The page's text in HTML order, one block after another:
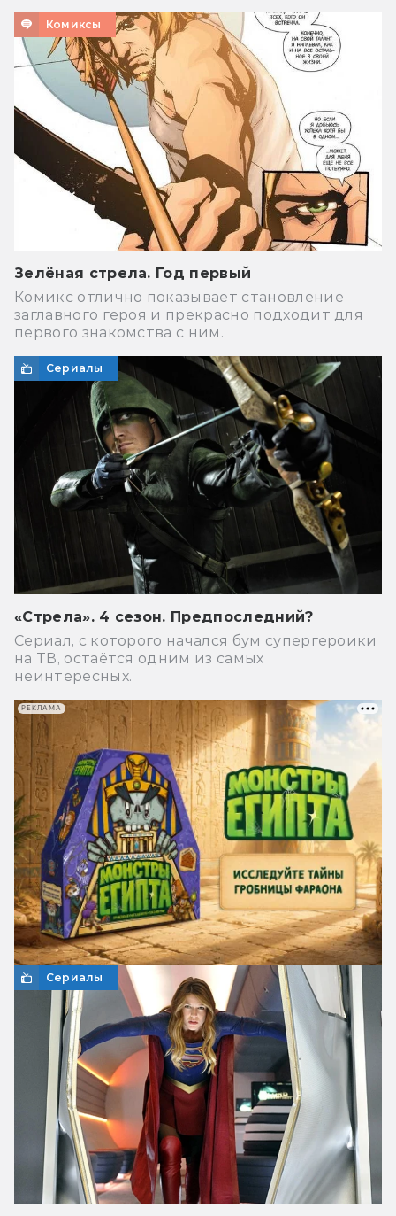
Комиксы
Зелёная стрела. Год первый
Комикс отлично показывает становление
заглавного героя и прекрасно подходит для
первого знакомства с ним.
Сериалы
«Стрела». 4 сезон. Предпоследний?
Сериал, с которого начался бум супергероики
на ТВ, остаётся одним из самых
неинтересных.
Сериалы
РЕКЛАМА